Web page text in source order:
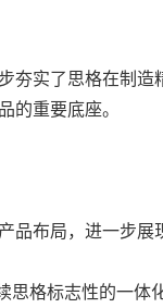
实了思格在制
重要底座。
布局，进一步
格标志性的一